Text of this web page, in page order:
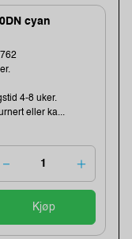
cyan
4-8 uker.
eller ka...
Kjøp